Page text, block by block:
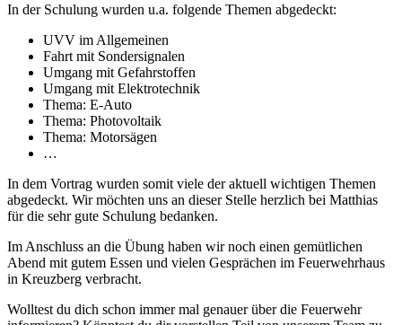
In der Schulung wurden u.a. folgende Themen abgedeckt:
UVV im Allgemeinen
Fahrt mit Sondersignalen
Umgang mit Gefahrstoffen
Umgang mit Elektrotechnik
Thema: E-Auto
Thema: Photovoltaik
Thema: Motorsägen
…
In dem Vortrag wurden somit viele der aktuell wichtigen Themen
abgedeckt. Wir möchten uns an dieser Stelle herzlich bei Matthias
für die sehr gute Schulung bedanken.
Im Anschluss an die Übung haben wir noch einen gemütlichen
Abend mit gutem Essen und vielen Gesprächen im Feuerwehrhaus
in Kreuzberg verbracht.
Wolltest du dich schon immer mal genauer über die Feuerwehr